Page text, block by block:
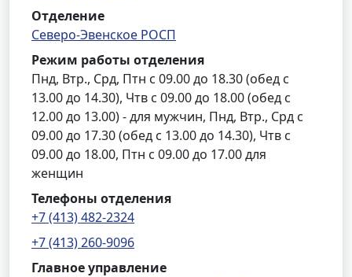
Отделение
Северо-Эвенское РОСП
Режим работы отделения
Пнд, Втр., Срд, Птн с 09.00 до 18.30 (обед с
13.00 до 14.30), Чтв с 09.00 до 18.00 (обед с
12.00 до 13.00) - для мужчин, Пнд, Втр., Срд с
09.00 до 17.30 (обед с 13.00 до 14.30), Чтв с
09.00 до 18.00, Птн с 09.00 до 17.00 для
женщин
Телефоны отделения
+7 (413) 482-2324
+7 (413) 260-9096
Главное управление